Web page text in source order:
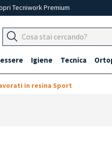
Tecniwork Premium
Igiene Tecnica
in resina Sport